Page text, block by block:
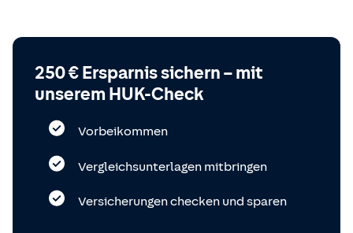
250 € Ersparnis sichern – mit
unserem HUK-Check
Vorbeikommen
Vergleichsunterlagen mitbringen
Versicherungen checken und sparen